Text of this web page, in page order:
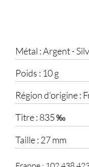
Métal :Argent -
Poids : 10 g
Région d'origine :
Titre : 835 ‰
Taille : 27 mm